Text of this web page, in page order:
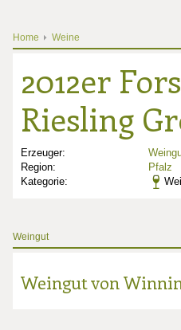
Home Weine
2012er
Riesling
Erzeuger:
Region:
Pfalz
Kategorie:
Weingut
Weingut von